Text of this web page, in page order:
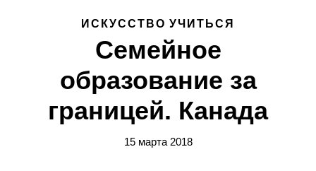
ИСКУССТВО УЧИТЬСЯ
Семейное
образование за
границей. Канада
15 марта 2018